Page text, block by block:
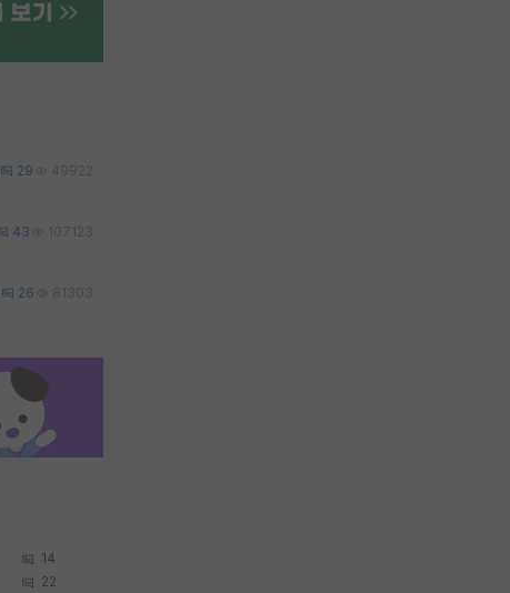
29 49922
43 107123
26 81303
14
22